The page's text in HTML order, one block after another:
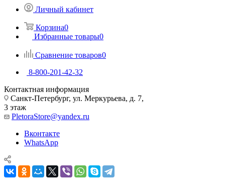
Личный кабинет
Корзина0
Избранные товары0
Сравнение товаров0
8-800-201-42-32
Контактная информация
Санкт-Петербург, ул. Меркурьева, д. 7,
3 этаж
PletoraStore@yandex.ru
Вконтакте
WhatsApp